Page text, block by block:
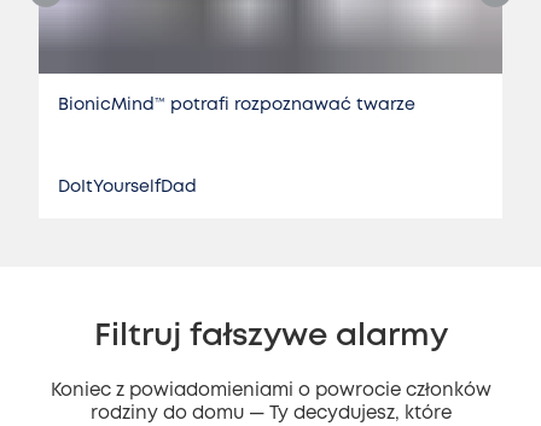
BionicMind™ potrafi rozpoznawać twarze
DoItYourselfDad
Filtruj fałszywe alarmy
Koniec z powiadomieniami o powrocie członków
rodziny do domu — Ty decydujesz, które